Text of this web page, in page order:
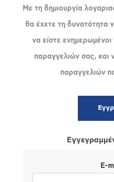
Με τη δημιουργία
θα έχετε τη δυνατότητα
να είστε
παραγγελιών σας, και
παραγγελιών
E-